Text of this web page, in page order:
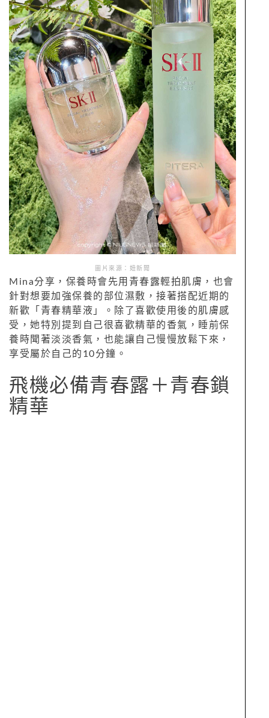
圖片來源：妞新聞
Mina分享，保養時會先用青春露輕拍肌膚，也會
針對想要加強保養的部位濕敷，接著搭配近期的
新歡「青春精華液」。除了喜歡使用後的肌膚感
受，她特別提到自己很喜歡精華的香氣，睡前保
養時聞著淡淡香氣，也能讓自己慢慢放鬆下來，
享受屬於自己的10分鐘。
飛機必備青春露＋青春鎖
精華